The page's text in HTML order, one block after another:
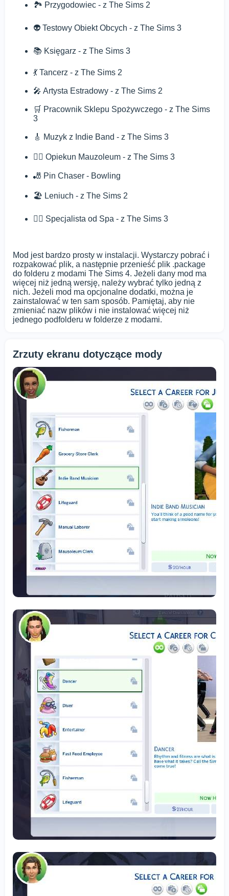
🏞️ Przygodowiec - z The Sims 2
👽 Testowy Obiekt Obcych - z The Sims 3
📚 Księgarz - z The Sims 3
💃 Tancerz - z The Sims 2
🎤 Artysta Estradowy - z The Sims 2
🛒 Pracownik Sklepu Spożywczego - z The Sims
3
🎸 Muzyk z Indie Band - z The Sims 3
🧟‍♀️ Opiekun Mauzoleum - z The Sims 3
🎳 Pin Chaser - Bowling
🏖️ Leniuch - z The Sims 2
🧖‍♀️ Specjalista od Spa - z The Sims 3
Mod jest bardzo prosty w instalacji. Wystarczy pobrać i
rozpakować plik, a następnie przenieść plik .package
do folderu z modami The Sims 4. Jeżeli dany mod ma
więcej niż jedną wersję, należy wybrać tylko jedną z
nich. Jeżeli mod ma opcjonalne dodatki, można je
zainstalować w ten sam sposób. Pamiętaj, aby nie
zmieniać nazw plików i nie instalować więcej niż
jednego podfolderu w folderze z modami.
Zrzuty ekranu dotyczące mody